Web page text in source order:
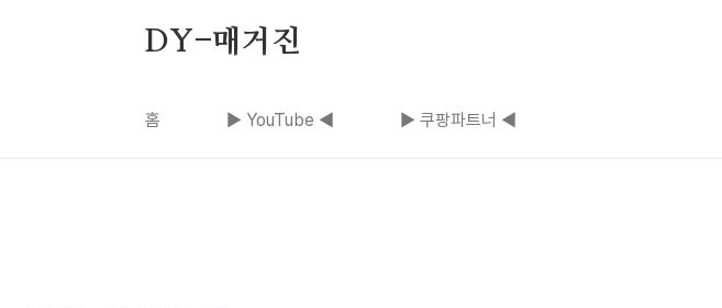
DY-매거진
홈 ▶ YouTube ◀ ▶ 쿠팡파트너 ◀